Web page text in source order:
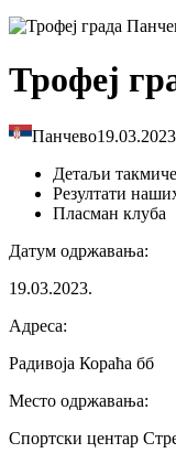
Трофеј
Панчево
Детаљи
Резултати
Пласман клуба
Датум одржавања:
19.03.2023.
Адреса:
Радивоја Кораћа бб
Место одржавања:
Спортски центар